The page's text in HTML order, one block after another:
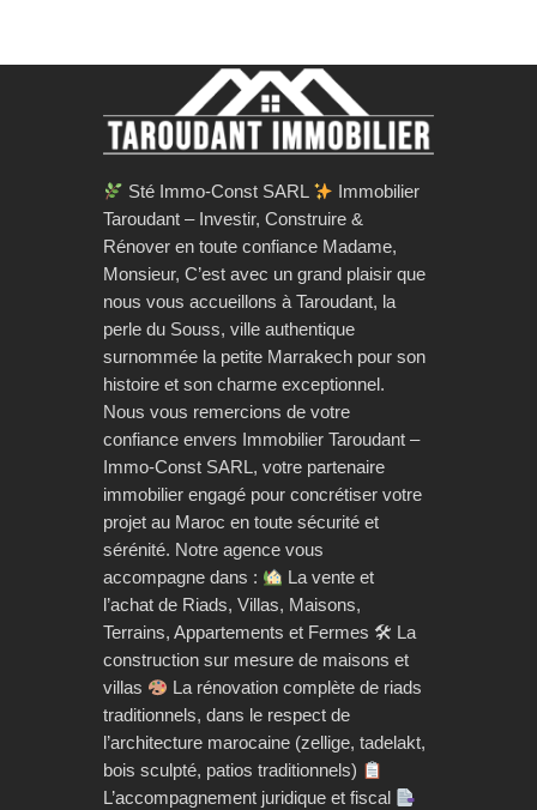
Sté Immo-Const SARL
Immobilier
Taroudant – Investir, Construire &
Rénover en toute confiance Madame,
Monsieur, C’est avec un grand plaisir que
nous vous accueillons à Taroudant, la
perle du Souss, ville authentique
surnommée la petite Marrakech pour son
histoire et son charme exceptionnel.
Nous vous remercions de votre
confiance envers Immobilier Taroudant –
Immo-Const SARL, votre partenaire
immobilier engagé pour concrétiser votre
projet au Maroc en toute sécurité et
sérénité. Notre agence vous
accompagne dans :
La vente et
l’achat de Riads, Villas, Maisons,
Terrains, Appartements et Fermes 🛠 La
construction sur mesure de maisons et
villas
La rénovation complète de riads
traditionnels, dans le respect de
l’architecture marocaine (zellige, tadelakt,
bois sculpté, patios traditionnels)
L’accompagnement juridique et fiscal